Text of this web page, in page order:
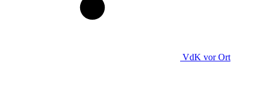
VdK vor Ort